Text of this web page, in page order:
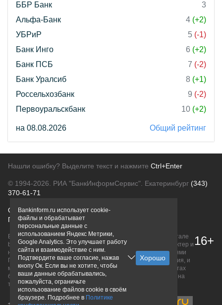
ББР Банк
3
Альфа-Банк
4 (+2)
УБРиР
5 (-1)
Банк Инго
6 (+2)
Банк ПСБ
7 (-2)
Банк Уралсиб
8 (+1)
Россельхозбанк
9 (-2)
Первоуральскбанк
10 (+2)
на 08.08.2026 Общий рейтинг
Нашли ошибку? Выделите текст и нажмите Ctrl+Enter
© 1994-2026. РИА "БанкИнформСервис". Екатеринбург (343)
370-61-71
О проектеПолитика конфиденциальности
Правовая информацияДля рекламодателей
Вся информация о продуктах банков, размещенная на портале
bankinform.ru, носит исключительно ознакомительный характер и
не является публичной офертой, определяемой положениями
ГК РФ. Информация не содержит точного и полного описания, и
может быть изменена. Конечные условия уточняйте на сайтах
банков или при личном обращении. Исключительное право на
товарные знаки принадлежит их правообладателям.
16+
Bankinform.ru использует cookie-
файлы и обрабатывает
персональные данные с
использованием Яндекс Метрики,
Google Analytics. Это улучшает работу
сайта и взаимодействие с ним.
Подтвердите ваше согласие, нажав
кнопу Ок. Если вы не хотите, чтобы
ваши данные обрабатывались,
пожалуйста, ограничьте
использование файлов cookie в своём
браузере. Подробнее в Политике